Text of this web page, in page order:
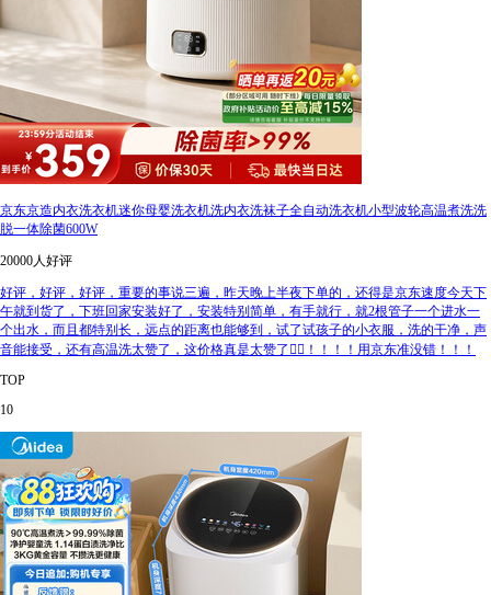
京东京造内衣洗衣机迷你母婴洗衣机洗内衣洗袜子全自动洗衣机小型波轮高温煮洗洗
脱一体除菌600W
20000人好评
好评，好评，好评，重要的事说三遍，昨天晚上半夜下单的，还得是京东速度今天下
午就到货了，下班回家安装好了，安装特别简单，有手就行，就2根管子一个进水一
个出水，而且都特别长，远点的距离也能够到，试了试孩子的小衣服，洗的干净，声
音能接受，还有高温洗太赞了，这价格真是太赞了👍🏻！！！！用京东准没错！！！
TOP
10